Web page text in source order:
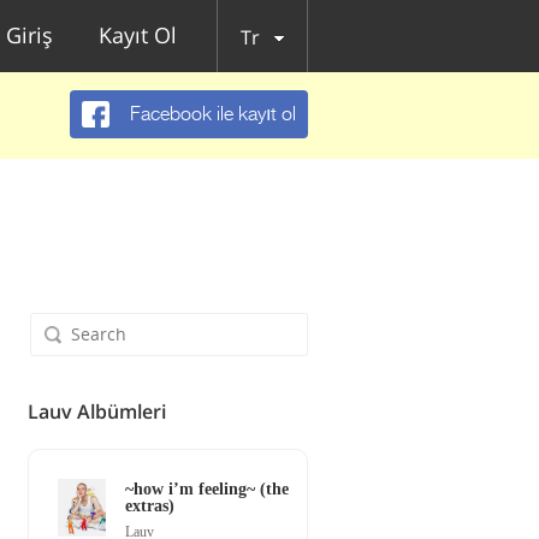
Giriş Kayıt Ol Tr
Facebook ile kayıt ol
Lauv Albümleri
~how i’m feeling~ (the
extras)
Lauv